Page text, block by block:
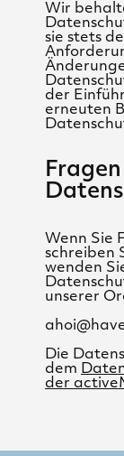
Wir
sie stets
der
erneuten
Wenn Sie
schreiben
wenden
unserer
Die
dem
der